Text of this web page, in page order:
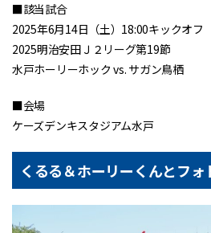
■該当試合
2025年6月14日（土）18:00キックオフ
2025明治安田Ｊ２リーグ第19節
水戸ホーリーホック vs. サガン鳥栖
■会場
ケーズデンキスタジアム水戸
くるる＆ホーリーくんとフォ